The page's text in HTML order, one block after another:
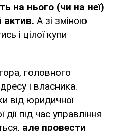
на нього (чи на неї)
актив. А зі зміною
і цілої купи
головного
і власника.
від юридичної
дії під час управління
але провести